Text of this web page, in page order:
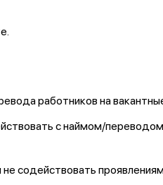
работников на
с наймом/
содействовать